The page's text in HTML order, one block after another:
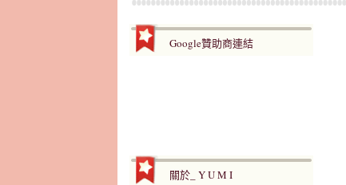
Google贊助商連結
關於_ Y U M I